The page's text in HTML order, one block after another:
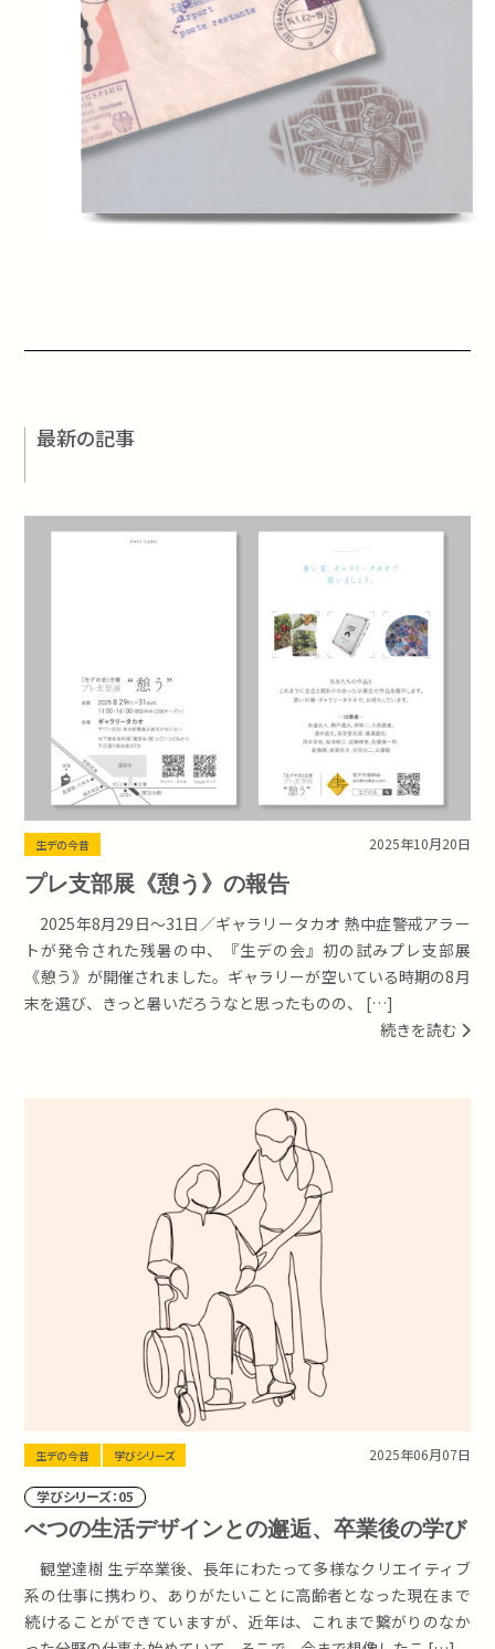
最新の記事
生デの今昔 2025年10月20日
プレ支部展《憩う》の報告
2025年8月29日～31日／ギャラリータカオ 熱中症警戒アラー
トが発令された残暑の中、『生デの会』初の試みプレ支部展
《憩う》が開催されました。ギャラリーが空いている時期の8月
末を選び、きっと暑いだろうなと思ったものの、 […]
続きを読む
生デの今昔 学びシリーズ 2025年06月07日
学びシリーズ：05
べつの生活デザインとの邂逅、卒業後の学び
観堂達樹 生デ卒業後、長年にわたって多様なクリエイティブ
系の仕事に携わり、ありがたいことに高齢者となった現在まで
続けることができていますが、近年は、これまで繋がりのなか